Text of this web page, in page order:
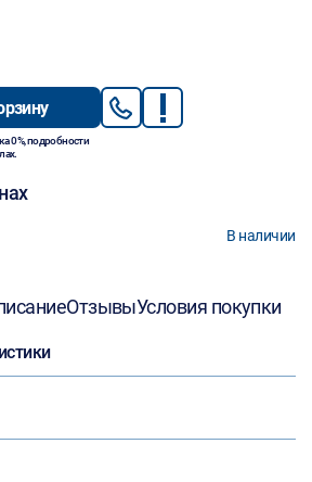
0%, подробности
В наличии
ОтзывыУсловия покупки